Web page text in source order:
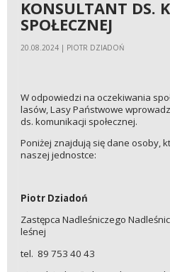
KONSULTANT DS.
SPOŁECZNEJ
20.08.2024 | PIOTR DZIADOŃ
W odpowiedzi na oczekiwania
lasów, Lasy Państwowe
ds. komunikacji społecznej.
Poniżej znajdują się dane osoby,
naszej jednostce:
Piotr Dziadoń
Zastępca Nadleśniczego
leśnej
tel. 89 753 40 43